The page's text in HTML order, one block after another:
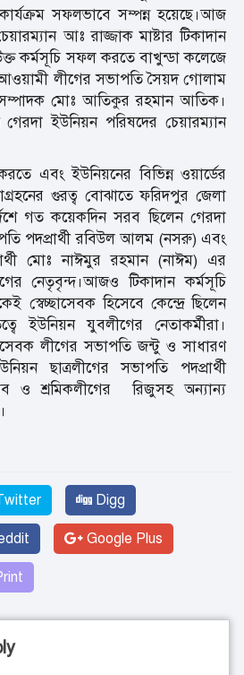
সফলভাবে সম্পন্ন হয়েছে।আজ
আঃ রাজ্জাক মাষ্টার টিকাদান
কর্মসূচি সফল করতে বাখুন্ডা কলেজে
আওয়ামী লীগের সভাপতি সৈয়দ গোলাম
মোঃ আতিকুর রহমান আতিক।
ইউনিয়ন পরিষদের চেয়ারম্যান
এবং ইউনিয়নের বিভিন্ন ওয়ার্ডের
গুরত্ব বোঝাতে ফরিদপুর জেলা
গত কয়েকদিন সরব ছিলেন গেরদা
পদপ্রার্থী রবিউল আলম (নসরু) এবং
মোঃ নাঈমুর রহমান (নাঈম) এর
নেতৃবৃন্দ।আজও টিকাদান কর্মসূচি
হিসেবে কেন্দ্রে ছিলেন
ইউনিয়ন যুবলীগের নেতাকর্মীরা।
লীগের সভাপতি জন্টু ও সাধারণ
ছাত্রলীগের সভাপতি পদপ্রার্থী
ও শ্রমিকলীগের রিজুসহ অন্যান্য
Digg
Google Plus